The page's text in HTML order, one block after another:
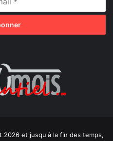
et jusqu'à la fin des temps,